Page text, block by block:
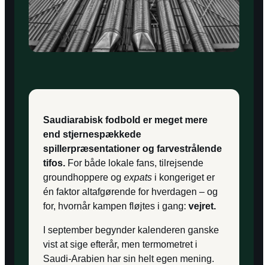
Saudiarabisk fodbold er meget mere
end stjernespækkede
spillerpræsentationer og farvestrålende
tifos. For både lokale fans, tilrejsende
groundhoppere og expats i kongeriget er
én faktor altafgørende for hverdagen – og
for, hvornår kampen fløjtes i gang: vejret.
I september begynder kalenderen ganske
vist at sige efterår, men termometret i
Saudi-Arabien har sin helt egen mening.